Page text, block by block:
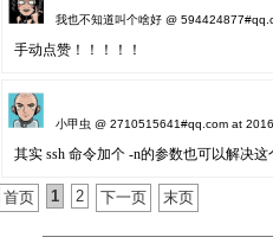
我也不知道叫个啥好 @
手动点赞！！！！！
小甲虫 @ 2710515641#qq.com at
其实 ssh 命令加个 -n的参数也可以解决这
首页 1 2 下一页 末页